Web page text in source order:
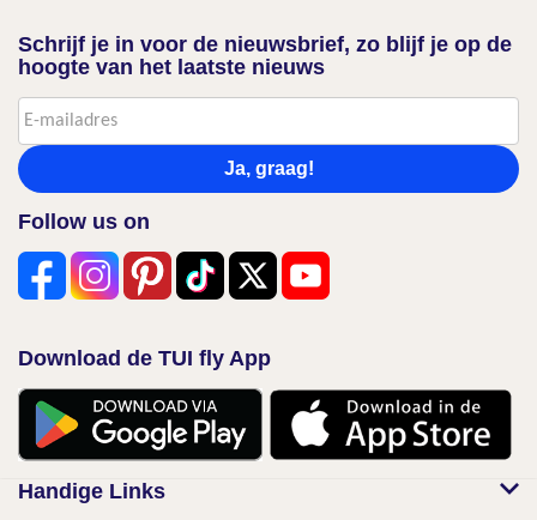
Schrijf je in voor de nieuwsbrief, zo blijf je op de
hoogte van het laatste nieuws
Ja, graag!
Follow us on
Download de TUI fly App
Handige Links